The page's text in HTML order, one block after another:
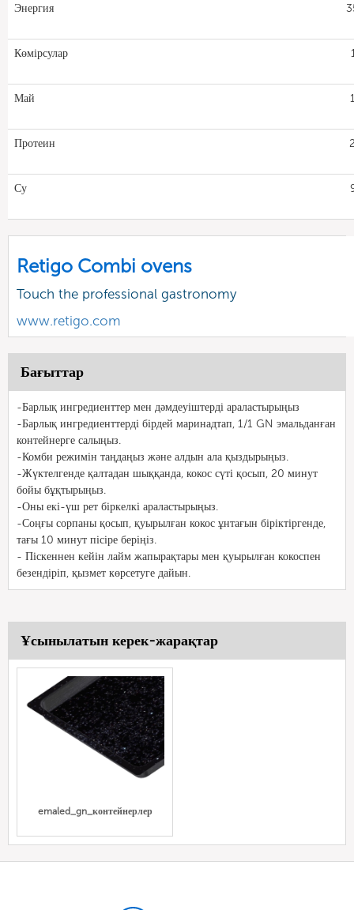
Энергия
Көмірсулар
Май
Протеин
Су
Retigo Combi ovens
Touch the professional gastronomy
www.retigo.com
Бағыттар
-Барлық ингредиенттер мен дәмдеуіштерді араластырыңыз
-Барлық ингредиенттерді бірдей маринадтап, 1/1 GN эмальданған
контейнерге салыңыз.
-Комби режимін таңдаңыз және алдын ала қыздырыңыз.
-Жүктелгенде қалтадан шыққанда, кокос сүті қосып, 20 минут
бойы бұқтырыңыз.
-Оны екі-үш рет біркелкі араластырыңыз.
-Соңғы сорпаны қосып, қуырылған кокос ұнтағын біріктіргенде,
тағы 10 минут пісіре беріңіз.
- Піскеннен кейін лайм жапырақтары мен қуырылған кокоспен
безендіріп, қызмет көрсетуге дайын.
Ұсынылатын керек-жарақтар
emaled_gn_контейнерлер